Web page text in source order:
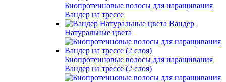
Биопротеиновые волосы для наращивания
Вандер на трессе
Вандер
Натуральные цвета
Биопротеиновые волосы для наращивания
Вандер на трессе (2 слоя)